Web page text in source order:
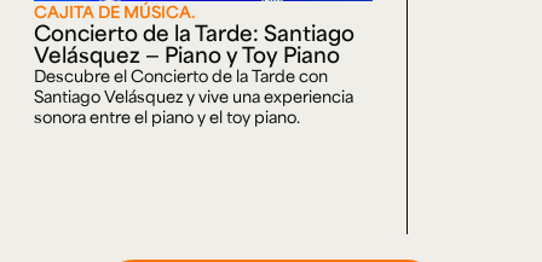
CAJITA DE MÚSICA.
Concierto de la Tarde: Santiago
Velásquez — Piano y Toy Piano
Descubre el Concierto de la Tarde con
Santiago Velásquez y vive una experiencia
sonora entre el piano y el toy piano.